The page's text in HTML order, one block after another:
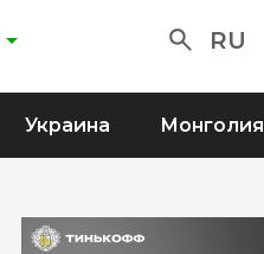
RU
Украина Монголия